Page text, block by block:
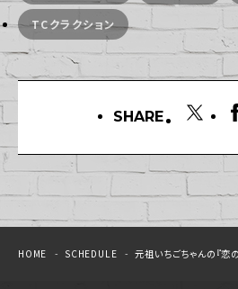
TCクラクション
SHARE
HOME SCHEDULE 元祖いちごちゃんの『